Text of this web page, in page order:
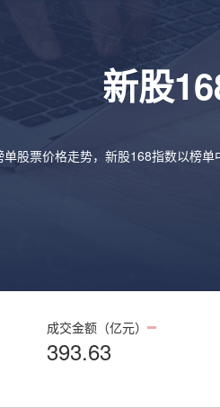
新股
股票价格走势，新股168指数以榜
成交金额（亿元）
393.63